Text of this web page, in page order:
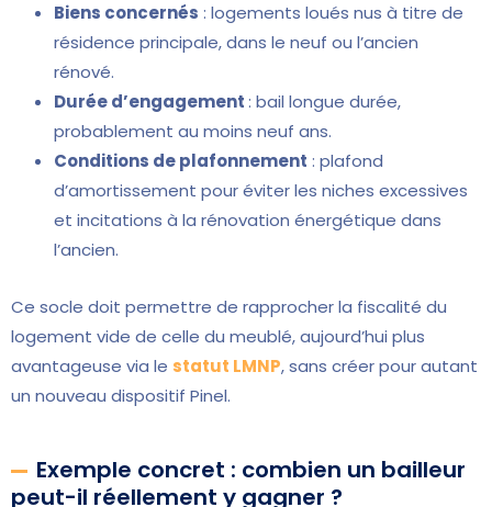
Biens concernés : logements loués nus à titre de
résidence principale, dans le neuf ou l’ancien
rénové.
Durée d’engagement: bail longue durée,
probablement au moins neuf ans.
Conditions de plafonnement : plafond
d’amortissement pour éviter les niches excessives
et incitations à la rénovation énergétique dans
l’ancien.
Ce socle doit permettre de rapprocher la fiscalité du
logement vide de celle du meublé, aujourd’hui plus
avantageuse via le statut LMNP, sans créer pour autant
un nouveau dispositif Pinel.
Exemple concret : combien un bailleur
peut-il réellement y gagner ?